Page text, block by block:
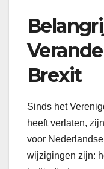
Brexit
Sinds het
heeft verlaten,
voor
wijzigingen zijn: